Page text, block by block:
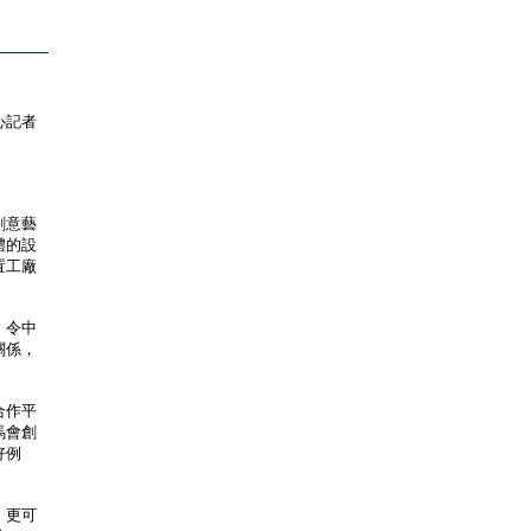
記者
意藝
的設
工廠
令中
，
作平
創
更可